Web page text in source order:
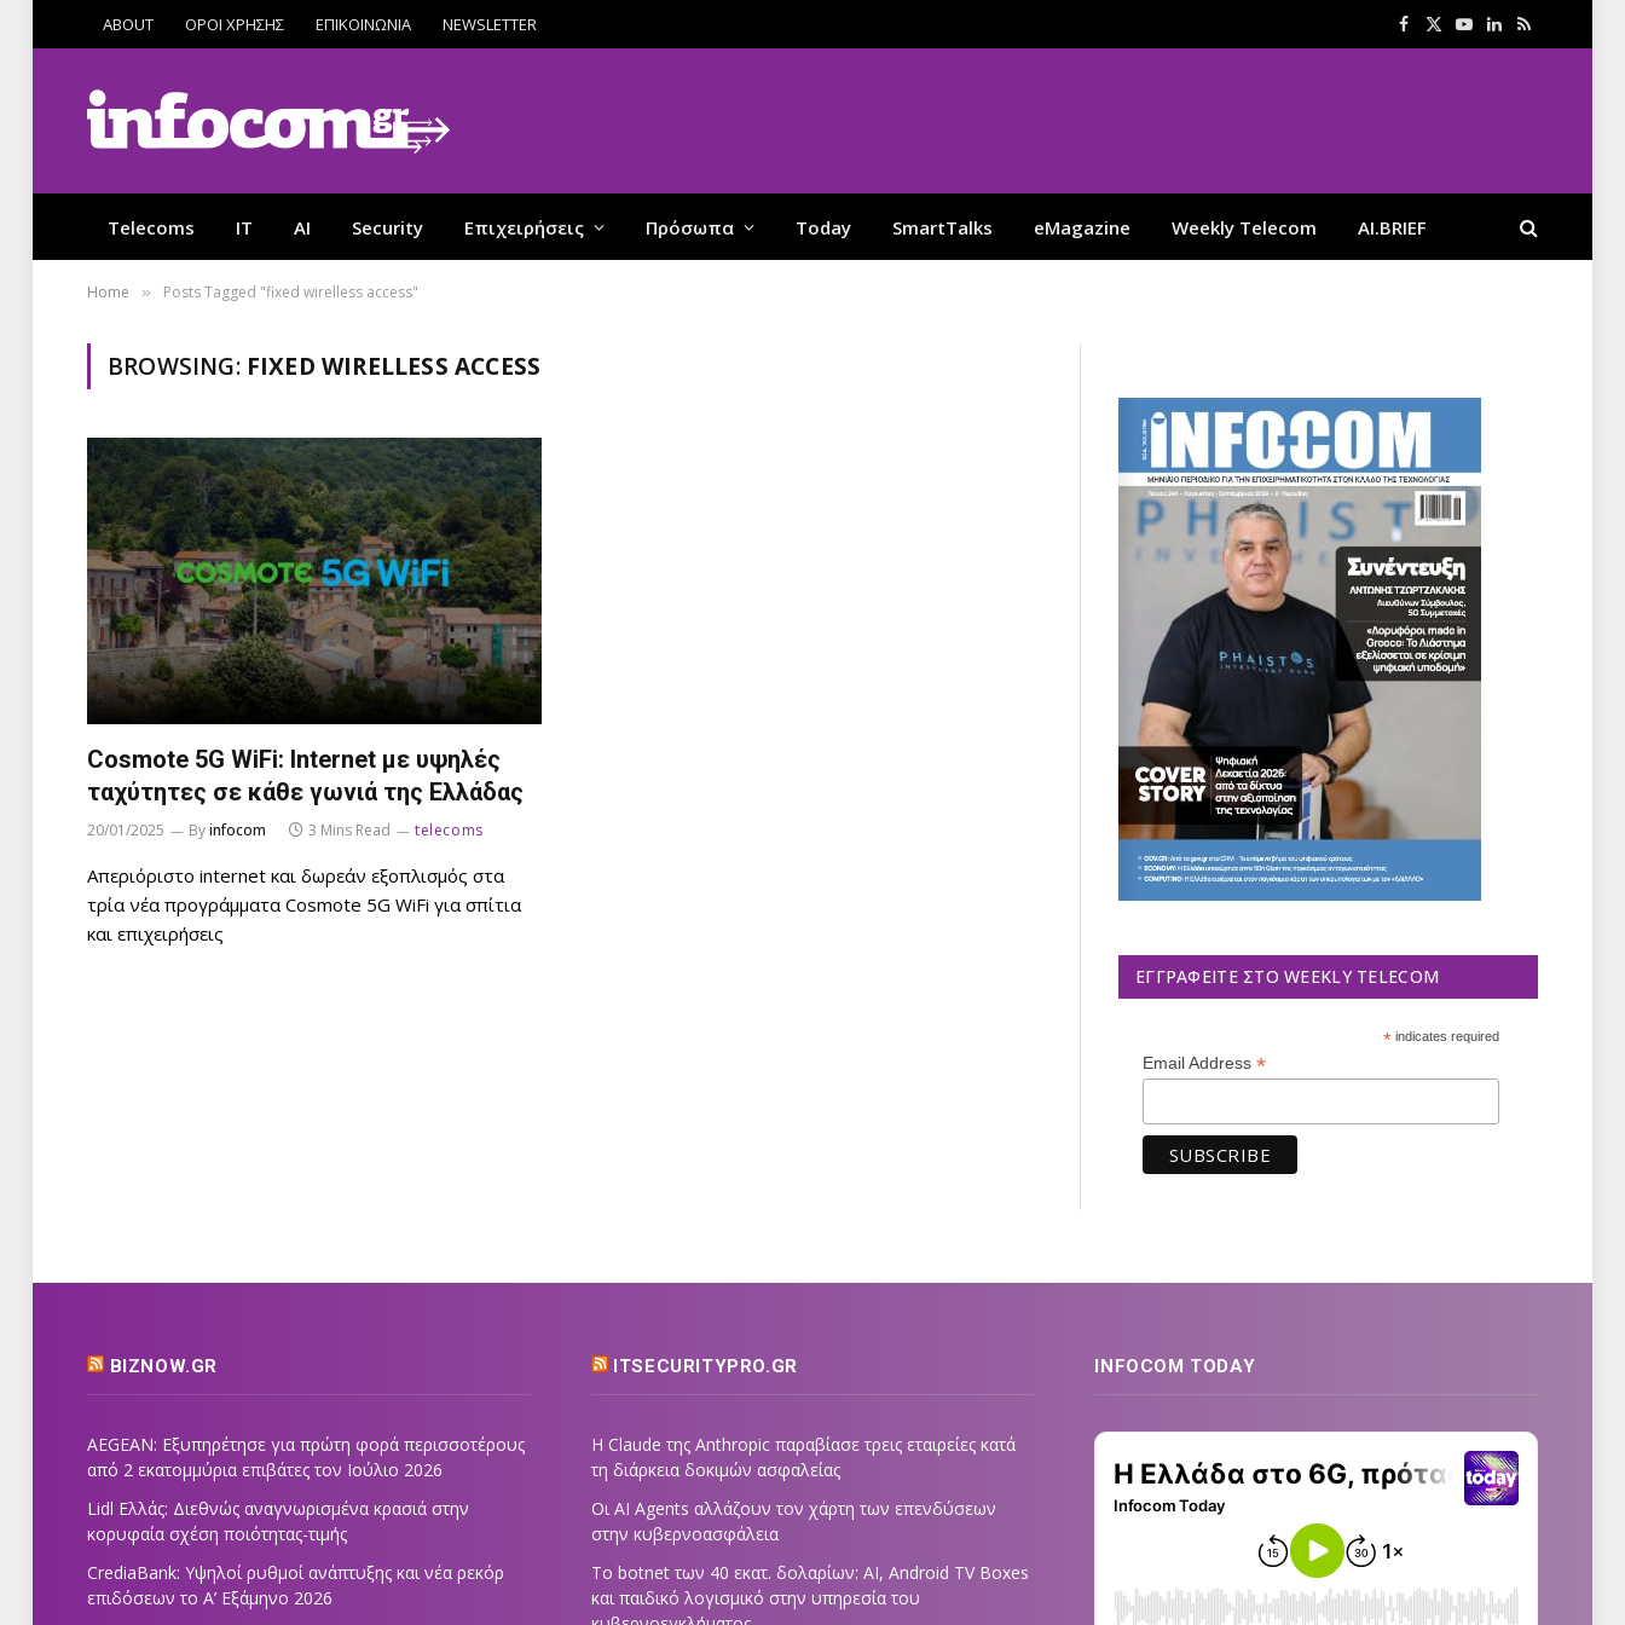
ABOUT ΟΡΟΙ ΧΡΗΣΗΣ ΕΠΙΚΟΙΝΩΝΙΑ NEWSLETTER Facebook
X
YouTube
LinkedIn
RSS
Telecoms IT AI Security Επιχειρήσεις Πρόσωπα Today SmartTalks eMagazine Weekly Telecom AI.BRIEF
Home » Posts Tagged "fixed wirelless access"
BROWSING: FIXED WIRELLESS ACCESS
Cosmote 5G WiFi: Internet με υψηλές
ταχύτητες σε κάθε γωνιά της Ελλάδας
20/01/2025 Byinfocom 3 Mins Read telecoms
Απεριόριστο internet και δωρεάν εξοπλισμός στα
τρία νέα προγράμματα Cosmote 5G WiFi για σπίτια
και επιχειρήσεις
ΕΓΓΡΑΦΕΊΤΕ ΣΤΟ WEEKLY TELECOM
*indicates required
Email Address *
BIZNOW.GR
AEGEAN: Εξυπηρέτησε για πρώτη φορά περισσοτέρους
από 2 εκατομμύρια επιβάτες τον Ιούλιο 2026
Lidl Ελλάς: Διεθνώς αναγνωρισμένα κρασιά στην
κορυφαία σχέση ποιότητας-τιμής
CrediaBank: Υψηλοί ρυθμοί ανάπτυξης και νέα ρεκόρ
επιδόσεων το Α’ Εξάμηνο 2026
ITSECURITYPRO.GR
Η Claude της Anthropic παραβίασε τρεις εταιρείες κατά
τη διάρκεια δοκιμών ασφαλείας
Οι AI Agents αλλάζουν τον χάρτη των επενδύσεων
στην κυβερνοασφάλεια
Το botnet των 40 εκατ. δολαρίων: AI, Android TV Boxes
και παιδικό λογισμικό στην υπηρεσία του
INFOCOM TODAY